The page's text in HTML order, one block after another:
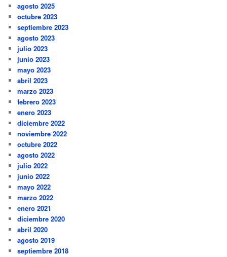
agosto 2025
octubre 2023
septiembre 2023
agosto 2023
julio 2023
junio 2023
mayo 2023
abril 2023
marzo 2023
febrero 2023
enero 2023
diciembre 2022
noviembre 2022
octubre 2022
agosto 2022
julio 2022
junio 2022
mayo 2022
marzo 2022
enero 2021
diciembre 2020
abril 2020
agosto 2019
septiembre 2018